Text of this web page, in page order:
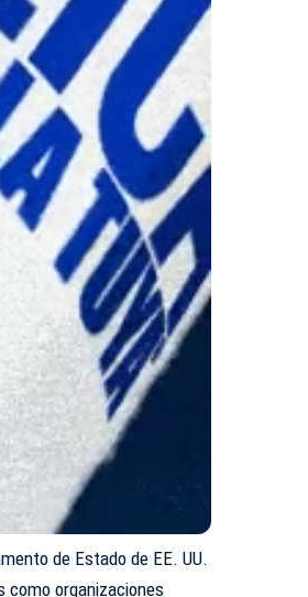
de Estado de EE. UU.
como organizaciones